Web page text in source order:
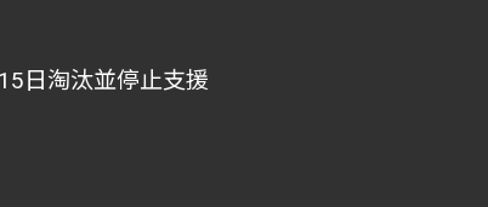
日淘汰並停止支援